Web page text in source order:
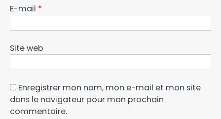
E-mail *
Site web
Enregistrer mon nom, mon e-mail et mon site
dans le navigateur pour mon prochain
commentaire.